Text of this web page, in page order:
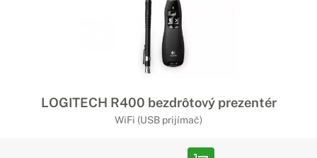
LOGITECH R400 bezdrôtový prezentér
WiFi (USB prijímač)